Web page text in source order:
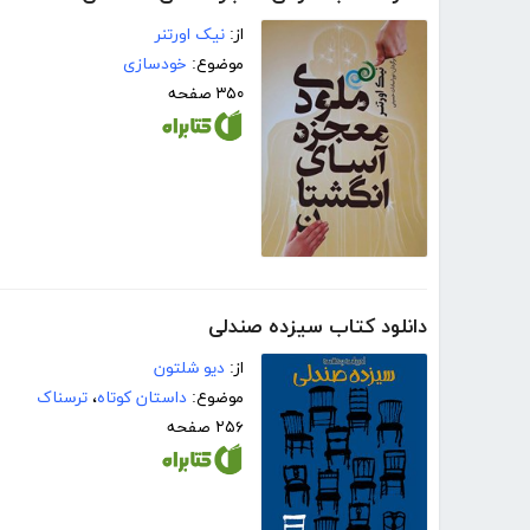
از: نیک اورتنر
موضوع: خودسازی
۳۵۰ صفحه
دانلود کتاب سیزده صندلی
از: دیو شلتون
موضوع: داستان کوتاه، ترسناک
۲۵۶ صفحه